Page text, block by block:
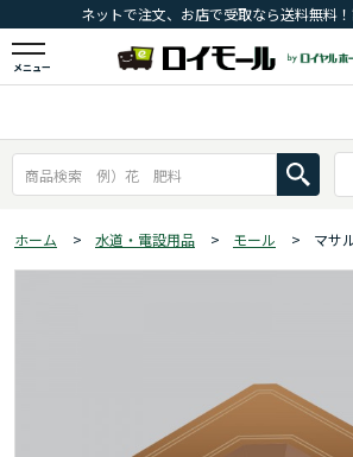
ネットで注文、お店で受取なら送料無料
メニュー
ホーム > 水道・電設用品 > モール > マサ